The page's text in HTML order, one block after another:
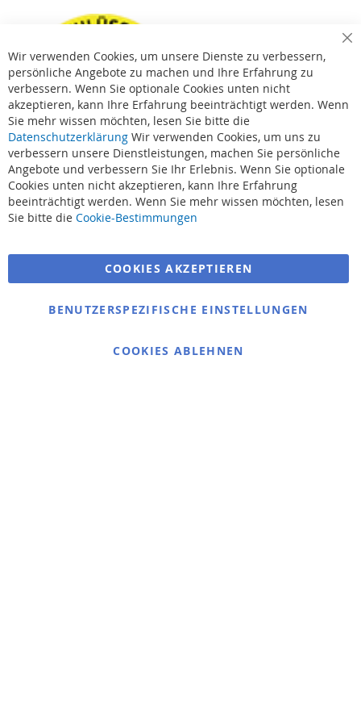
Suchbegriffe
Bestellungen und Rücksendungen
Kontaktieren Sie uns
Cookie Einstellungen
Wir verwenden Cookies, um unsere Dienste zu verbessern,
persönliche Angebote zu machen und Ihre Erfahrung zu
verbessern. Wenn Sie optionale Cookies unten nicht
akzeptieren, kann Ihre Erfahrung beeinträchtigt werden. Wenn
Sie mehr wissen möchten, lesen Sie bitte die
Datenschutzerklärung Wir verwenden Cookies, um uns zu
verbessern unsere Dienstleistungen, machen Sie persönliche
Angebote und verbessern Sie Ihr Erlebnis. Wenn Sie optionale
Cookies unten nicht akzeptieren, kann Ihre Erfahrung
beeinträchtigt werden. Wenn Sie mehr wissen möchten, lesen
Sie bitte die Cookie-Bestimmungen
COOKIES AKZEPTIEREN
BENUTZERSPEZIFISCHE EINSTELLUNGEN
COOKIES ABLEHNEN